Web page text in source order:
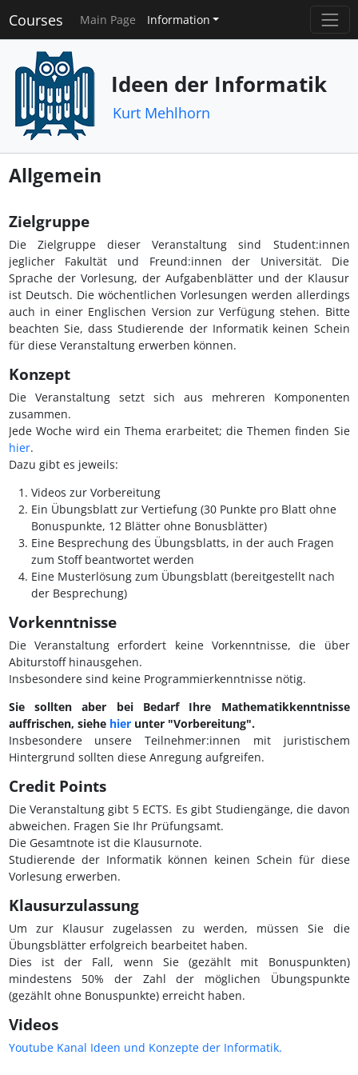
Courses Main Page Information
Ideen der Informatik
Kurt Mehlhorn
Allgemein
Zielgruppe
Die Zielgruppe dieser Veranstaltung sind Student:innen
jeglicher Fakultät und Freund:innen der Universität. Die
Sprache der Vorlesung, der Aufgabenblätter und der Klausur
ist Deutsch. Die wöchentlichen Vorlesungen werden allerdings
auch in einer Englischen Version zur Verfügung stehen. Bitte
beachten Sie, dass Studierende der Informatik keinen Schein
für diese Veranstaltung erwerben können.
Konzept
Die Veranstaltung setzt sich aus mehreren Komponenten
zusammen.
Jede Woche wird ein Thema erarbeitet; die Themen finden Sie
hier.
Dazu gibt es jeweils:
Videos zur Vorbereitung
Ein Übungsblatt zur Vertiefung (30 Punkte pro Blatt ohne
Bonuspunkte, 12 Blätter ohne Bonusblätter)
Eine Besprechung des Übungsblatts, in der auch Fragen
zum Stoff beantwortet werden
Eine Musterlösung zum Übungsblatt (bereitgestellt nach
der Besprechung)
Vorkenntnisse
Die Veranstaltung erfordert keine Vorkenntnisse, die über
Abiturstoff hinausgehen.
Insbesondere sind keine Programmierkenntnisse nötig.
Sie sollten aber bei Bedarf Ihre Mathematikkenntnisse
auffrischen, siehe hierunter "Vorbereitung".
Insbesondere unsere Teilnehmer:innen mit juristischem
Hintergrund sollten diese Anregung aufgreifen.
Credit Points
Die Veranstaltung gibt 5 ECTS. Es gibt Studiengänge, die davon
abweichen. Fragen Sie Ihr Prüfungsamt.
Die Gesamtnote ist die Klausurnote.
Studierende der Informatik können keinen Schein für diese
Vorlesung erwerben.
Klausurzulassung
Um zur Klausur zugelassen zu werden, müssen Sie die
Übungsblätter erfolgreich bearbeitet haben.
Dies ist der Fall, wenn Sie (gezählt mit Bonuspunkten)
mindestens 50% der Zahl der möglichen Übungspunkte
(gezählt ohne Bonuspunkte) erreicht haben.
Videos
Youtube Kanal Ideen und Konzepte der Informatik.